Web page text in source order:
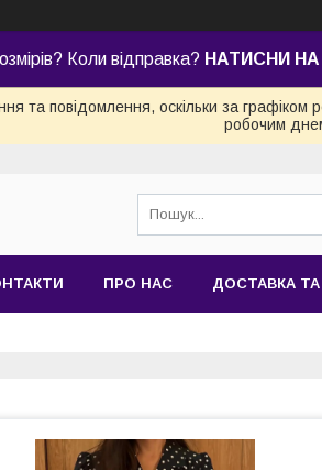
Коли відправка? НАТИСНИ
та повідомлення, оскільки за
робочим
ПРО НАС ДОСТАВКА